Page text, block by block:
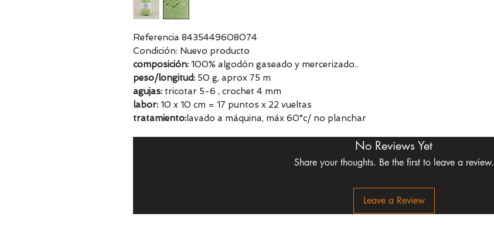
Referencia 8435449608074
Condición: Nuevo producto
composición: 100% algodón gaseado y mercerizado..
peso/longitud: 50 g, aprox 75 m
agujas: tricotar 5-6 , crochet 4 mm
labor: 10 x 10 cm = 17 puntos x 22 vueltas
tratamiento:lavado a máquina, máx 60°c/ no planchar
No Reviews Yet
Share your thoughts. Be the first to leave a review.
Leave a Review